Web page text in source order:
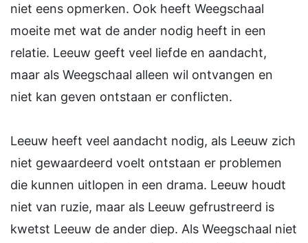
niet eens opmerken. Ook heeft Weegschaal
moeite met wat de ander nodig heeft in een
relatie. Leeuw geeft veel liefde en aandacht,
maar als Weegschaal alleen wil ontvangen en
niet kan geven ontstaan er conflicten.
Leeuw heeft veel aandacht nodig, als Leeuw zich
niet gewaardeerd voelt ontstaan er problemen
die kunnen uitlopen in een drama. Leeuw houdt
niet van ruzie, maar als Leeuw gefrustreerd is
kwetst Leeuw de ander diep. Als Weegschaal niet